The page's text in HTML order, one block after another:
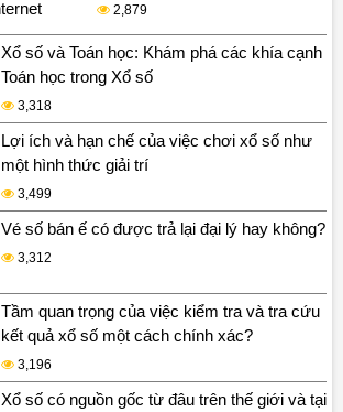
2,879
Xổ số và Toán học: Khám phá các khía cạnh
Toán học trong Xổ số
3,318
Lợi ích và hạn chế của việc chơi xổ số như
một hình thức giải trí
3,499
Vé số bán ế có được trả lại đại lý hay không?
3,312
Tầm quan trọng của việc kiểm tra và tra cứu
kết quả xổ số một cách chính xác?
3,196
Xổ số có nguồn gốc từ đâu trên thế giới và tại